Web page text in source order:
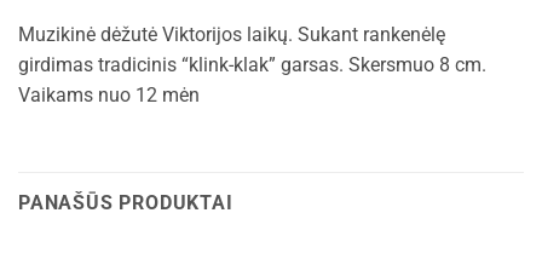
Muzikinė dėžutė Viktorijos laikų. Sukant rankenėlę
girdimas tradicinis “klink-klak” garsas. Skersmuo 8 cm.
Vaikams nuo 12 mėn
PANAŠŪS PRODUKTAI